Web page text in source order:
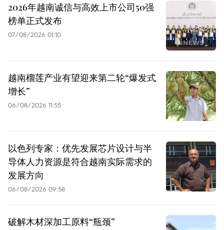
2026年越南诚信与高效上市公司50强
榜单正式发布
07/08/2026 01:10
越南榴莲产业有望迎来第二轮“爆发式
增长”
06/08/2026 11:55
以色列专家：优先发展芯片设计与半
导体人力资源是符合越南实际需求的
发展方向
06/08/2026 09:58
破解木材深加工原料“瓶颈”